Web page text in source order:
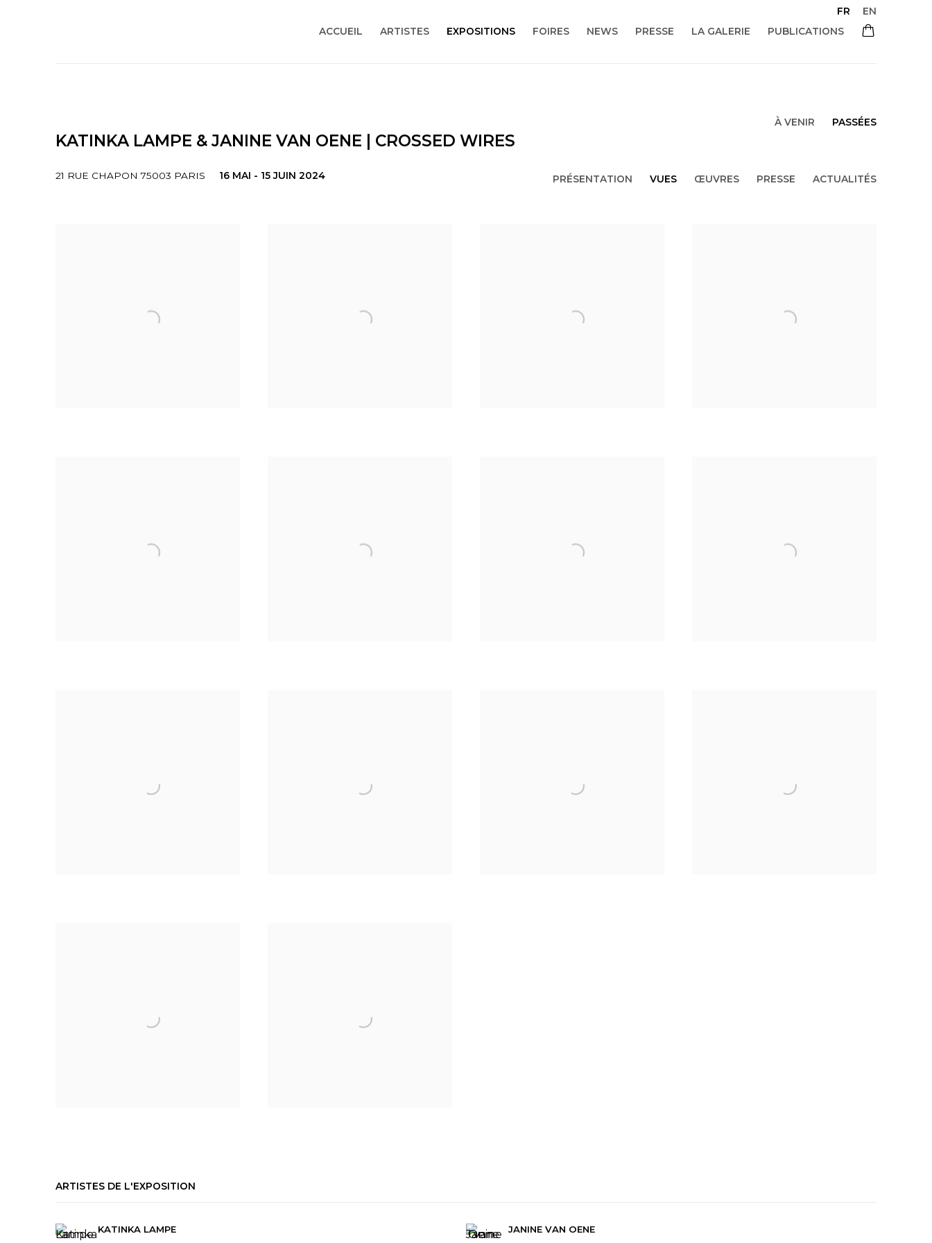
ACCUEIL ARTISTES EXPOSITIONS FOIRES NEWS PRESSE LA GALERIE PUBLICATIONS
FR EN
À VENIR PASSÉES
KATINKA LAMPE & JANINE VAN OENE | CROSSED WIRES
16 MAI - 15 JUIN 2024
21 RUE CHAPON 75003 PARIS PRÉSENTATION VUES ŒUVRES PRESSE ACTUALITÉS
ARTISTES DE L'EXPOSITION
KATINKA LAMPE JANINE VAN OENE